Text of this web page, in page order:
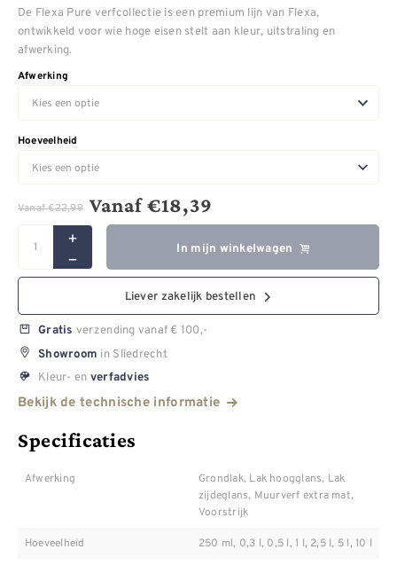
De Flexa Pure verfcollectie is een premium lijn van Flexa,
ontwikkeld voor wie hoge eisen stelt aan kleur, uitstraling en
afwerking.
Afwerking
Hoeveelheid
Vanaf€22,99 Vanaf€18,39
In mijn winkelwagen
Liever zakelijk bestellen
Gratis verzending vanaf € 100,-
Showroom in Sliedrecht
Kleur- en verfadvies
Bekijk de technische informatie
Specificaties
Afwerking
Grondlak, Lak hoogglans, Lak
zijdeglans, Muurverf extra mat,
Voorstrijk
Hoeveelheid 250 ml, 0,3 l, 0,5 l, 1 l, 2,5 l, 5 l, 10 l